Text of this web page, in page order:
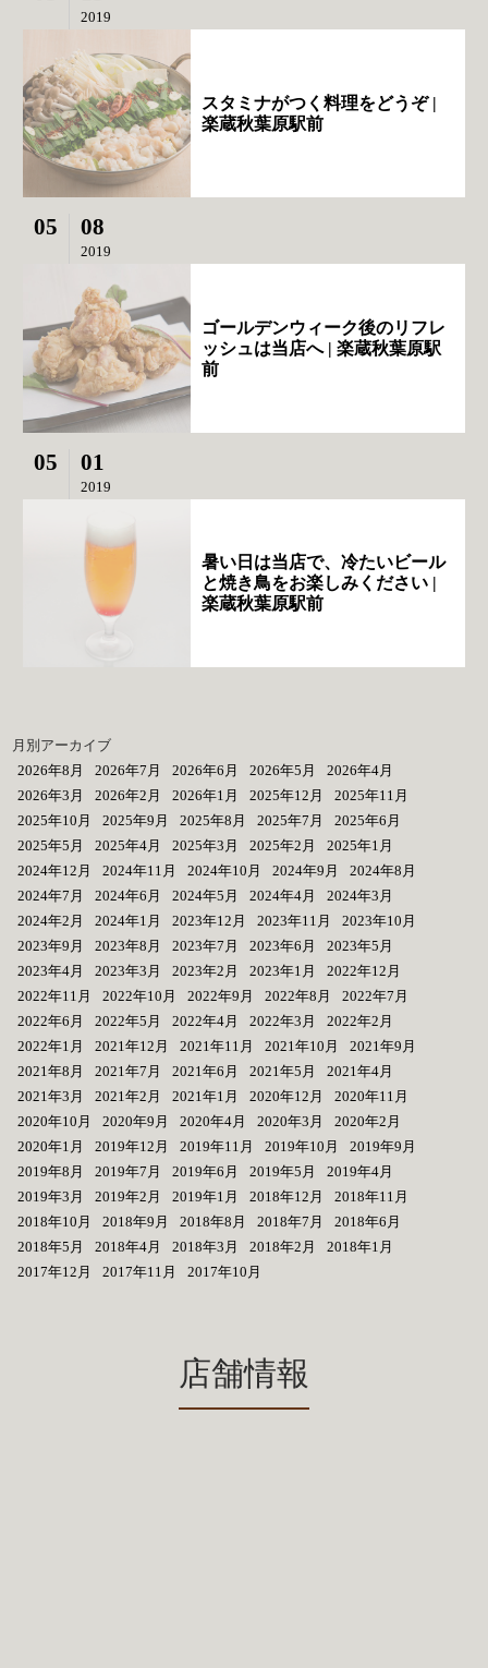
2019
スタミナがつく料理をどうぞ |
楽蔵秋葉原駅前
05 08
2019
ゴールデンウィーク後のリフレ
ッシュは当店へ | 楽蔵秋葉原駅
前
05 01
2019
暑い日は当店で、冷たいビール
と焼き鳥をお楽しみください |
楽蔵秋葉原駅前
月別アーカイブ
2026年8月
2026年7月 2026年6月 2026年5月
2026年4月
2026年3月
2026年2月 2026年1月 2025年12月
2025年11月
2025年10月
2025年9月 2025年8月 2025年7月
2025年6月
2025年5月
2025年4月 2025年3月 2025年2月
2025年1月
2024年12月
2024年11月 2024年10月 2024年9月
2024年8月
2024年7月
2024年6月 2024年5月 2024年4月
2024年3月
2024年2月
2024年1月 2023年12月 2023年11月
2023年10月
2023年9月
2023年8月 2023年7月 2023年6月
2023年5月
2023年4月
2023年3月 2023年2月 2023年1月
2022年12月
2022年11月
2022年10月 2022年9月 2022年8月
2022年7月
2022年6月
2022年5月 2022年4月 2022年3月
2022年2月
2022年1月
2021年12月 2021年11月 2021年10月
2021年9月
2021年8月
2021年7月 2021年6月 2021年5月
2021年4月
2021年3月
2021年2月 2021年1月 2020年12月
2020年11月
2020年10月
2020年9月 2020年4月 2020年3月
2020年2月
2020年1月
2019年12月 2019年11月 2019年10月
2019年9月
2019年8月
2019年7月 2019年6月 2019年5月
2019年4月
2019年3月
2019年2月 2019年1月 2018年12月
2018年11月
2018年10月
2018年9月 2018年8月 2018年7月
2018年6月
2018年5月
2018年4月 2018年3月 2018年2月
2018年1月
2017年12月
2017年11月 2017年10月
店舗情報